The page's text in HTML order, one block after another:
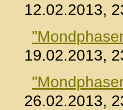
12.02.2013,
19.02.2013,
26.02.2013,